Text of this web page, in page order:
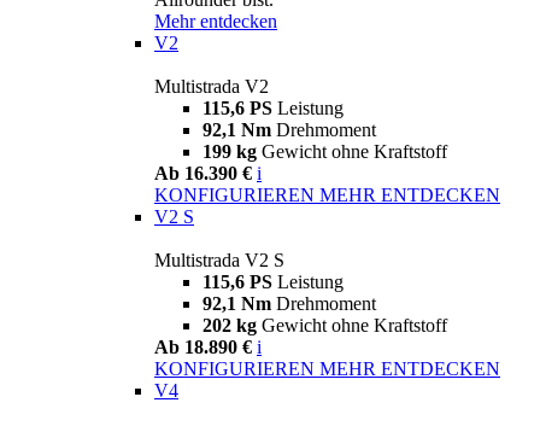
Mehr entdecken
V2
Multistrada V2
115,6 PS Leistung
92,1 Nm Drehmoment
199 kg Gewicht ohne Kraftstoff
Ab 16.390 € i
KONFIGURIEREN MEHR ENTDECKEN
V2 S
Multistrada V2 S
115,6 PS Leistung
92,1 Nm Drehmoment
202 kg Gewicht ohne Kraftstoff
Ab 18.890 € i
KONFIGURIEREN MEHR ENTDECKEN
V4